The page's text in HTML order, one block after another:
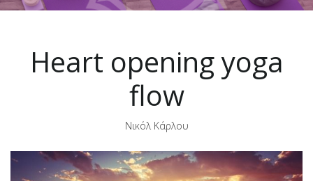
Heart opening yoga
flow
Νικόλ Κάρλου